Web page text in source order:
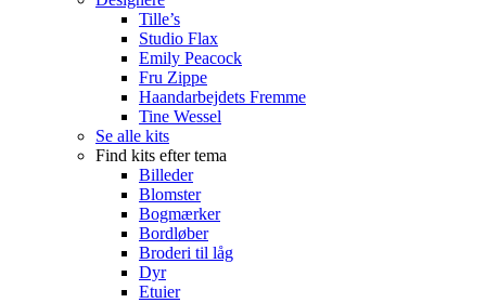
Tille’s
Studio Flax
Emily Peacock
Fru Zippe
Haandarbejdets Fremme
Tine Wessel
Se alle kits
Find kits efter tema
Billeder
Blomster
Bogmærker
Bordløber
Broderi til låg
Dyr
Etuier